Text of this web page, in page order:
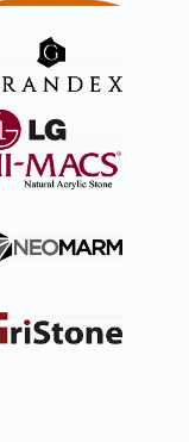
и
Они сочетаются
при
металлом,
Он
снижает